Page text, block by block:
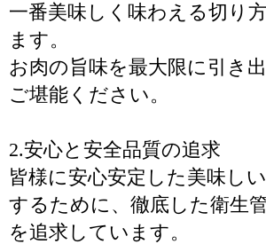
一番美味しく味わえる切り
ます。
お肉の旨味を最大限に引き
ご堪能ください。
2.安心と安全品質の追求
皆様に安心安定した美味し
するために、徹底した衛生
を追求しています。